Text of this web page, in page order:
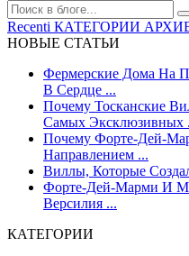
Recenti КАТЕГОРИИ
НОВЫЕ СТАТЬИ
Фермерские Дома На
В Сердце ...
Почему Тосканские
Самых Эксклюзивных
Почему Форте-Дей-
Направлением ...
Виллы, Которые
Форте-Дей-Марми И
Версилия ...
КАТЕГОРИИ